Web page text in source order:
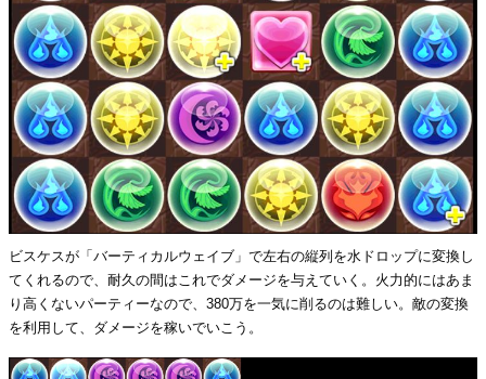
ビスケスが「バーティカルウェイブ」で左右の縦列を水ドロップに変換し
てくれるので、耐久の間はこれでダメージを与えていく。火力的にはあま
り高くないパーティーなので、380万を一気に削るのは難しい。敵の変換
を利用して、ダメージを稼いでいこう。